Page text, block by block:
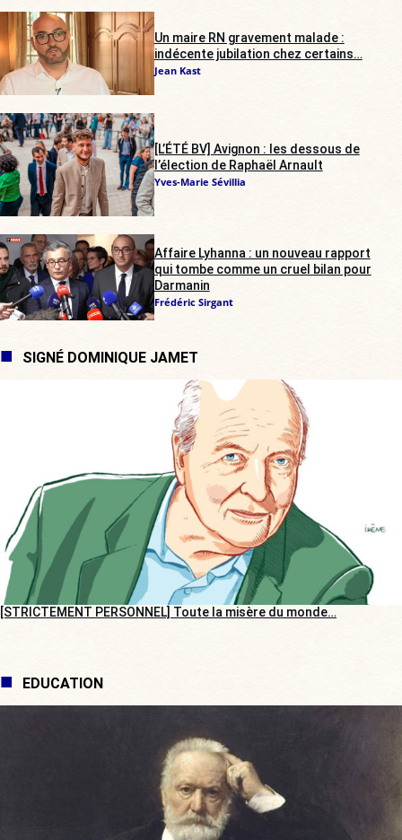
Un maire RN gravement malade :
indécente jubilation chez certains…
Jean Kast
[L’ÉTÉ BV] Avignon : les dessous de
l’élection de Raphaël Arnault
Yves-Marie Sévillia
Affaire Lyhanna : un nouveau rapport
qui tombe comme un cruel bilan pour
Darmanin
Frédéric Sirgant
SIGNÉ DOMINIQUE JAMET
[STRICTEMENT PERSONNEL] Toute la misère du monde…
EDUCATION